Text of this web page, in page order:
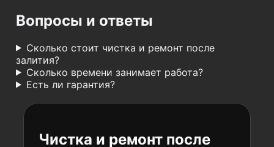
Вопросы и ответы
Сколько стоит чистка и ремонт после
залития?
Сколько времени занимает работа?
Есть ли гарантия?
Чистка и ремонт после